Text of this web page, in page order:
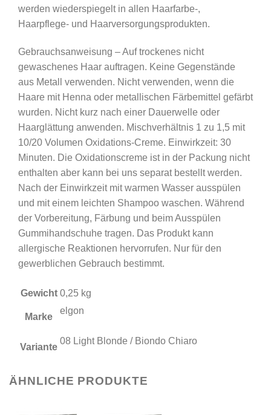
werden wiederspiegelt in allen Haarfarbe-,
Haarpflege- und Haarversorgungsprodukten.
Gebrauchsanweisung – Auf trockenes nicht
gewaschenes Haar auftragen. Keine Gegenstände
aus Metall verwenden. Nicht verwenden, wenn die
Haare mit Henna oder metallischen Färbemittel gefärbt
wurden. Nicht kurz nach einer Dauerwelle oder
Haarglättung anwenden. Mischverhältnis 1 zu 1,5 mit
10/20 Volumen Oxidations-Creme. Einwirkzeit: 30
Minuten. Die Oxidationscreme ist in der Packung nicht
enthalten aber kann bei uns separat bestellt werden.
Nach der Einwirkzeit mit warmen Wasser ausspülen
und mit einem leichten Shampoo waschen. Während
der Vorbereitung, Färbung und beim Ausspülen
Gummihandschuhe tragen. Das Produkt kann
allergische Reaktionen hervorrufen. Nur für den
gewerblichen Gebrauch bestimmt.
Gewicht 0,25 kg
Marke
elgon
Variante
08 Light Blonde / Biondo Chiaro
ÄHNLICHE PRODUKTE